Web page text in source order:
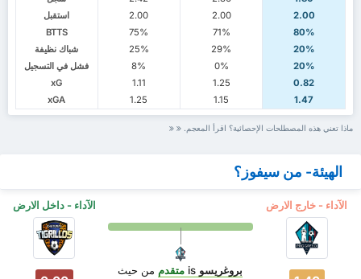
استقبل
2.00 2.00
2.00
BTTS
75% 71%
80%
شباك نظيفة
25% 29%
20%
فشل في التسجيل
8% 0%
20%
xG
1.11 1.25
0.82
xGA
1.25 1.15 1.47
ماذا تعني هذه المصطلحات الإحصائية؟ اقرأ المعجم.
الهيئة- من سيفوز؟
الآداء - داخل الارض الآداء - خارج الارض
بروغريسو متقدم من حيث